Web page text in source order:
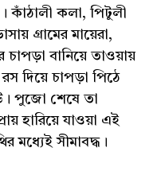
কাঁঠালী কলা, পিটুলী
গ্রামের মায়েরা,
বানিয়ে তাওয়ায়
দিয়ে চাপড়া পিঠে
পুজো শেষে তা
হারিয়ে যাওয়া এই
সীমাবদ্ধ।